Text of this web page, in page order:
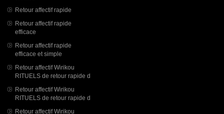
Retour affectif rapide
Retour affectif rapide
efficace
Retour affectif rapide
efficace et simple
Retour affectif Wirikou
RITUELS de retour rapide d
Retour affectif Wirikou
RITUELS de retour rapide d
Retour affectif Wirikou